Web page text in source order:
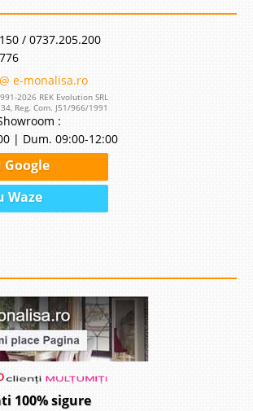
/ 0737.205.200
e-monalisa.ro
2026 REK Evolution SRL
Reg. Com. J51/966/1991
:
| Dum. 09:00-12:00
Waze
100% sigure